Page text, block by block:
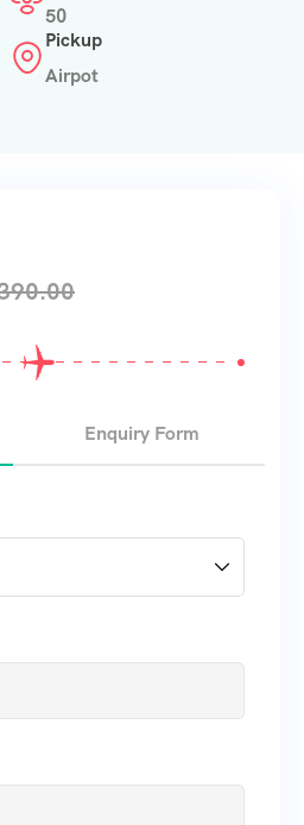
50
Pickup
Airpot
Enquiry Form